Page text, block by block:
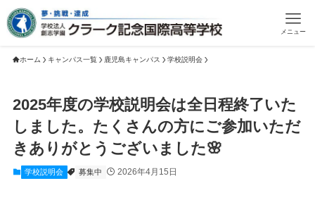
メニュー
ホーム キャンパス一覧 鹿児島キャンパス 学校説明会
2025年度の学校説明会は全日程終了いた
しました。たくさんの方にご参加いただ
きありがとうございました🌸
学校説明会 募集中 2026年4月15日